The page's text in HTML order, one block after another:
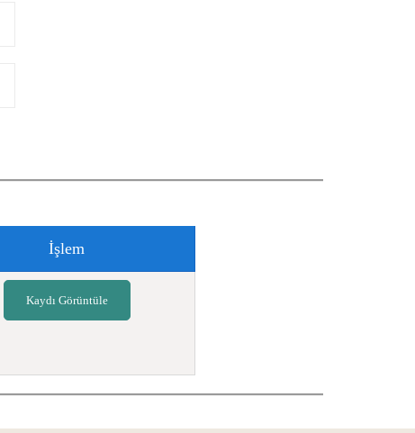
İşlem
Kaydı Görüntüle